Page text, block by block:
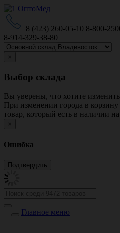
8 (423) 260-05-10 8-800-
8-914-329-38-80
×
Выбор склада
Вы уверены, что хотите
При изменении города в
товар, который есть в наличии
×
Ошибка
Главное меню